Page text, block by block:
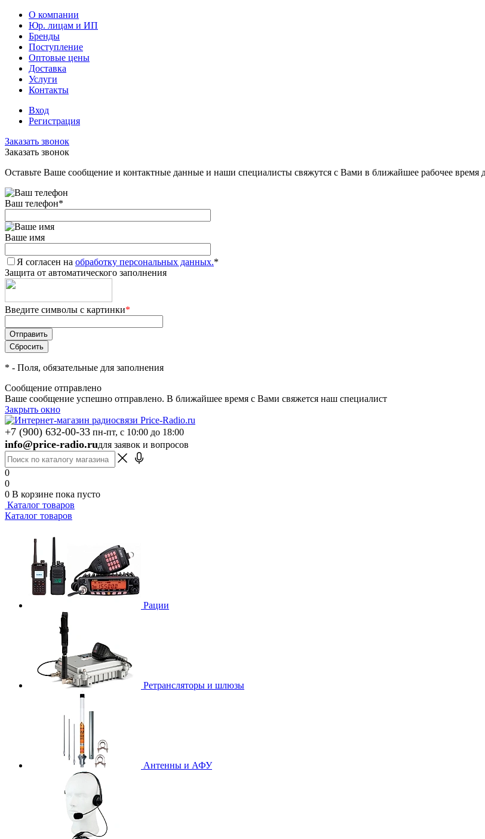
О компании
Юр. лицам и ИП
Бренды
Поступление
Оптовые цены
Доставка
Услуги
Контакты
Вход
Регистрация
Заказать звонок
Заказать звонок
Оставьте Ваше сообщение и контактные данные и наши специалисты свяжутся с Вами в ближайшее рабочее время
Ваш телефон*
Ваше имя
Я согласен на обработку персональных данных.*
Защита от автоматического заполнения
Введите символы с картинки*
* - Поля, обязательные для заполнения
Сообщение отправлено
Ваше сообщение успешно отправлено. В ближайшее время с Вами свяжется наш специалист
Закрыть окно
+7 (900) 632-00-33 пн-пт, с 10:00 до 18:00
info@price-radio.ruдля заявок и вопросов
0
0
0 В корзине пока пусто
Каталог товаров
Каталог товаров
Рации
Ретрансляторы и шлюзы
Антенны и АФУ